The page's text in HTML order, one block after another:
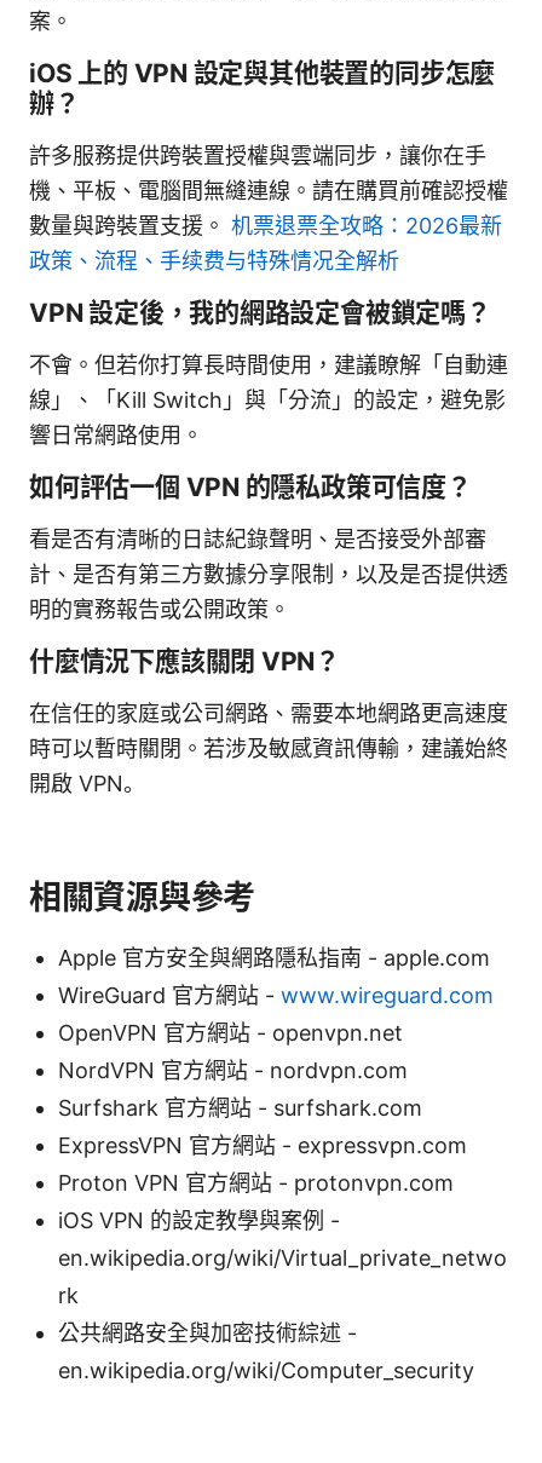
案。
iOS 上的 VPN 設定與其他裝置的同步怎麼
辦？
許多服務提供跨裝置授權與雲端同步，讓你在手
機、平板、電腦間無縫連線。請在購買前確認授權
數量與跨裝置支援。 机票退票全攻略：2026最新
政策、流程、手续费与特殊情况全解析
VPN 設定後，我的網路設定會被鎖定嗎？
不會。但若你打算長時間使用，建議瞭解「自動連
線」、「Kill Switch」與「分流」的設定，避免影
響日常網路使用。
如何評估一個 VPN 的隱私政策可信度？
看是否有清晰的日誌紀錄聲明、是否接受外部審
計、是否有第三方數據分享限制，以及是否提供透
明的實務報告或公開政策。
什麼情況下應該關閉 VPN？
在信任的家庭或公司網路、需要本地網路更高速度
時可以暫時關閉。若涉及敏感資訊傳輸，建議始終
開啟 VPN。
相關資源與參考
Apple 官方安全與網路隱私指南 - apple.com
WireGuard 官方網站 - www.wireguard.com
OpenVPN 官方網站 - openvpn.net
NordVPN 官方網站 - nordvpn.com
Surfshark 官方網站 - surfshark.com
ExpressVPN 官方網站 - expressvpn.com
Proton VPN 官方網站 - protonvpn.com
iOS VPN 的設定教學與案例 -
en.wikipedia.org/wiki/Virtual_private_netwo
rk
公共網路安全與加密技術綜述 -
en.wikipedia.org/wiki/Computer_security